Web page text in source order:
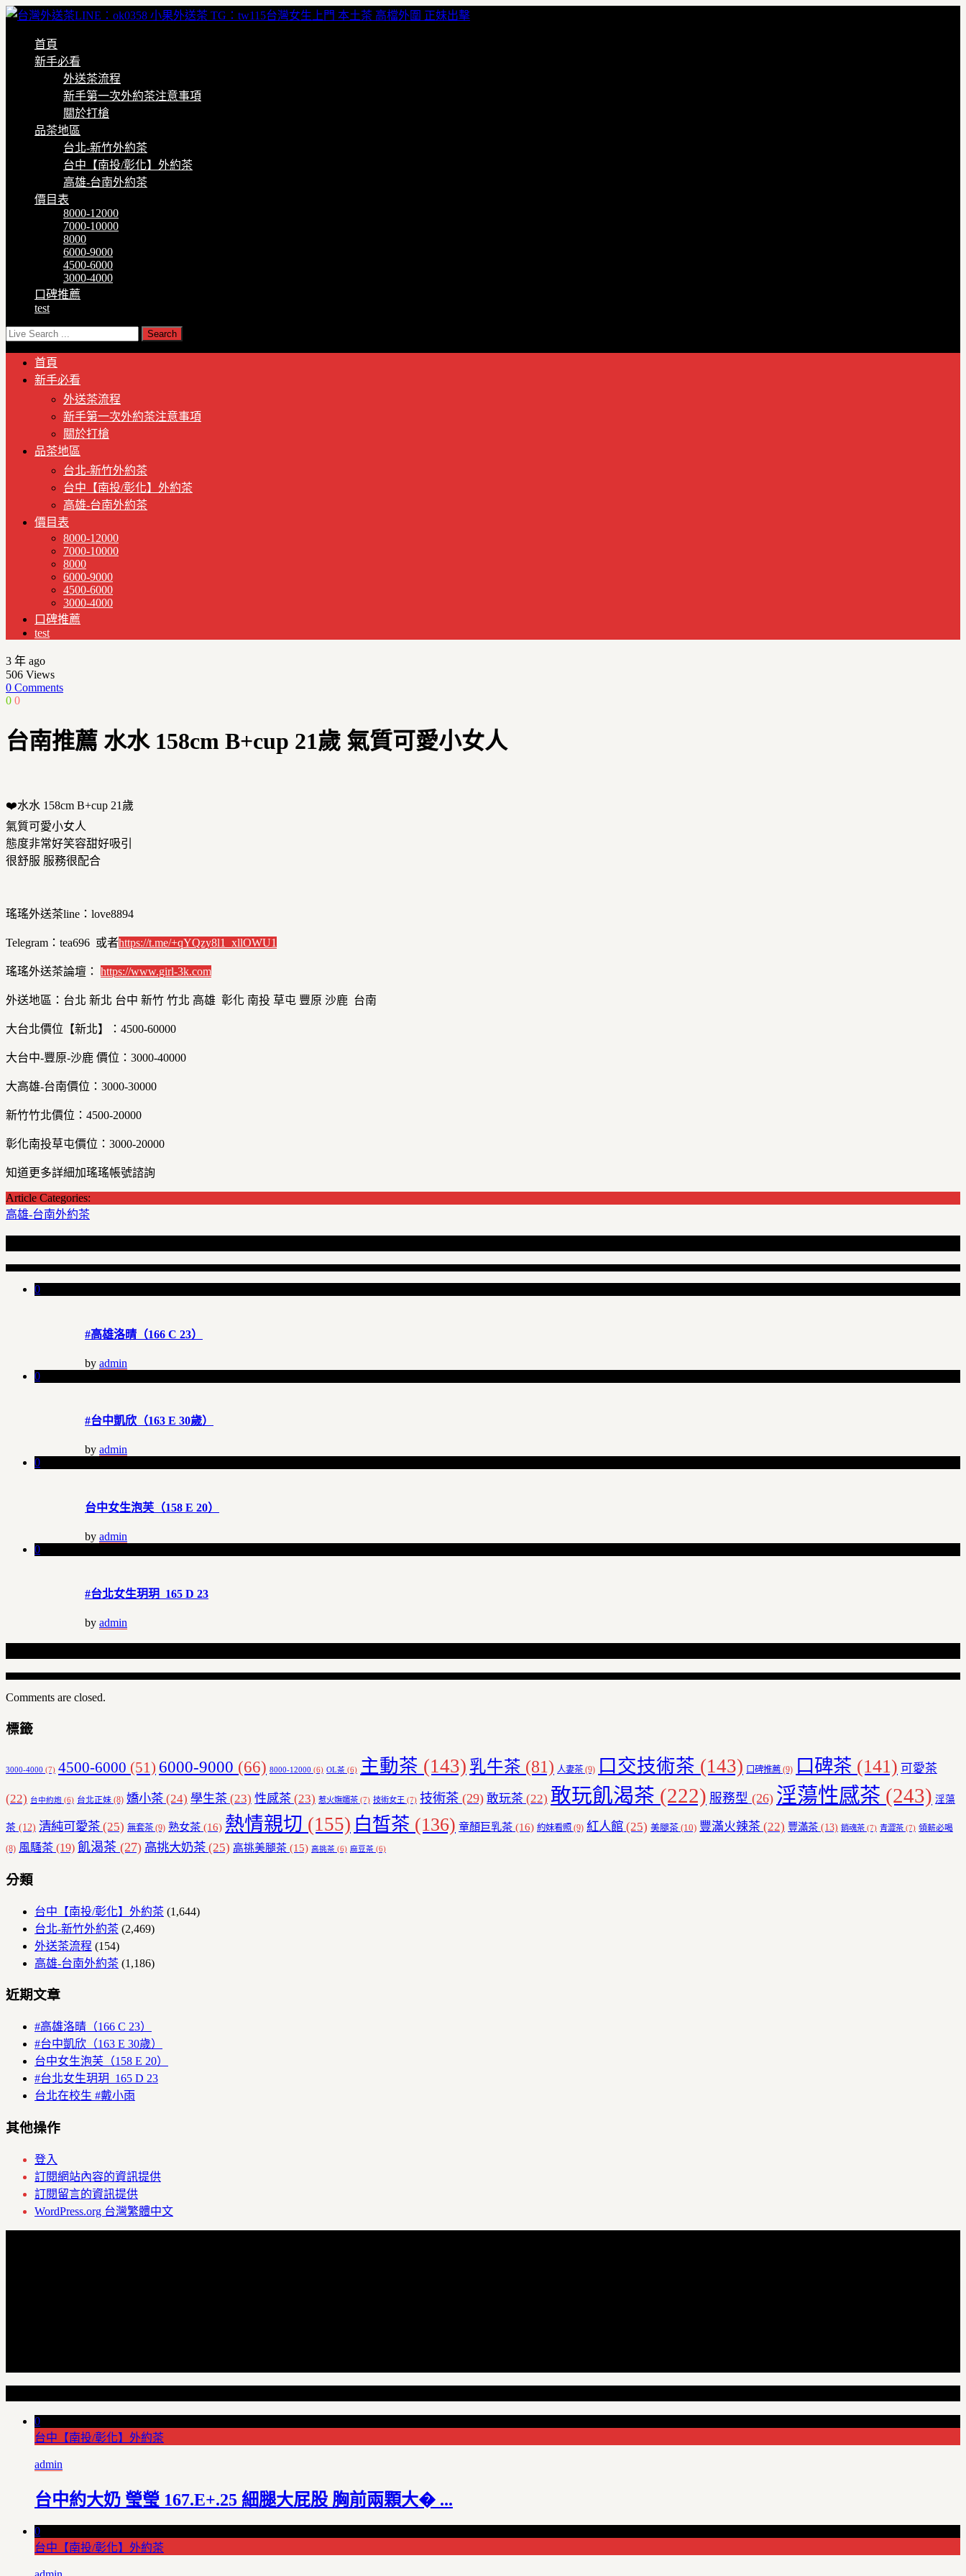
首頁
新手必看
外送茶流程
新手第一次外約茶注意事項
關於打槍
品茶地區
台北-新竹外約茶
台中【南投/彰化】外約茶
高雄-台南外約茶
價目表
8000-12000
7000-10000
8000
6000-9000
4500-6000
3000-4000
口碑推薦
test
首頁
新手必看
外送茶流程
新手第一次外約茶注意事項
關於打槍
品茶地區
台北-新竹外約茶
台中【南投/彰化】外約茶
高雄-台南外約茶
價目表
8000-12000
7000-10000
8000
6000-9000
4500-6000
3000-4000
口碑推薦
test
3 年 ago
506 Views
0 Comments
0 0
台南推薦 水水 158cm B+cup 21歲 氣質可愛小女人
❤️水水 158cm B+cup 21歲
氣質可愛小女人
態度非常好笑容甜好吸引
很舒服 服務很配合
瑤瑤外送茶line：love8894
Telegram：tea696 或者https://t.me/+qYQzy8l1_xllOWU1
瑤瑤外送茶論壇： https://www.girl-3k.com
外送地區：台北 新北 台中 新竹 竹北 高雄 彰化 南投 草屯 豐原 沙鹿 台南
大台北價位【新北】：4500-60000
大台中-豐原-沙鹿 價位：3000-40000
大高雄-台南價位：3000-30000
新竹竹北價位：4500-20000
彰化南投草屯價位：3000-20000
知道更多詳細加瑤瑤帳號諮詢
Article Categories:
高雄-台南外約茶
0
#高雄洛晴（166 C 23）
by admin
0
#台中凱欣（163 E 30歲）
by admin
0
台中女生泡芙（158 E 20）
by admin
0
#台北女生玥玥 165 D 23
by admin
Comments are closed.
標籤
3000-4000 (7) 4500-6000 (51) 6000-9000 (66) 8000-12000 (6) OL茶 (6) 主動茶 (143) 乳牛茶 (81) 人妻茶 (9) 口交技術茶 (143) 口碑推薦 (9) 口碑茶 (141) 可愛茶
(22) 台中約炮 (6) 台北正妹 (8) 嬌小茶 (24) 學生茶 (23) 性感茶 (23) 惹火嫵媚茶 (7) 技術女王 (7) 技術茶 (29) 敢玩茶 (22) 敢玩飢渴茶 (222) 服務型 (26) 淫蕩性感茶 (243) 淫蕩
茶 (12) 清純可愛茶 (25) 無套茶 (9) 熟女茶 (16) 熱情親切 (155) 白皙茶 (136) 童顏巨乳茶 (16) 約妹看照 (9) 紅人館 (25) 美腿茶 (10) 豐滿火辣茶 (22) 豐滿茶 (13) 銷魂茶 (7) 青澀茶 (7) 領薪必喝
(8) 風騷茶 (19) 飢渴茶 (27) 高挑大奶茶 (25) 高挑美腿茶 (15) 高挑茶 (6) 麻豆茶 (6)
分類
台中【南投/彰化】外約茶 (1,644)
台北-新竹外約茶 (2,469)
外送茶流程 (154)
高雄-台南外約茶 (1,186)
近期文章
#高雄洛晴（166 C 23）
#台中凱欣（163 E 30歲）
台中女生泡芙（158 E 20）
#台北女生玥玥 165 D 23
台北在校生 #戴小雨
其他操作
登入
訂閱網站內容的資訊提供
訂閱留言的資訊提供
WordPress.org 台灣繁體中文
0
台中【南投/彰化】外約茶
admin
台中約大奶 瑩瑩 167.E+.25 細腿大屁股 胸前兩顆大� ...
0
台中【南投/彰化】外約茶